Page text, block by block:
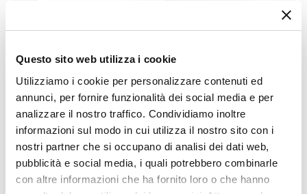
Questo sito web utilizza i cookie
Utilizziamo i cookie per personalizzare contenuti ed
annunci, per fornire funzionalità dei social media e per
analizzare il nostro traffico. Condividiamo inoltre
informazioni sul modo in cui utilizza il nostro sito con i
nostri partner che si occupano di analisi dei dati web,
pubblicità e social media, i quali potrebbero combinarle
con altre informazioni che ha fornito loro o che hanno
CODICE:PLB-6A
Cassettone bagno sospeso 60 cm in legno argilla - Plain
€ 106,01